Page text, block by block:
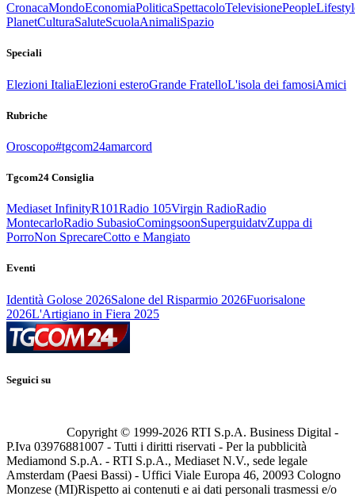
CronacaMondoEconomiaPoliticaSpettacoloTelevisionePeople
PlanetCulturaSaluteScuolaAnimaliSpazio
Speciali
Elezioni ItaliaElezioni esteroGrande FratelloL'isola dei famosiAmici
Rubriche
Oroscopo#tgcom24amarcord
Tgcom24 Consiglia
Mediaset InfinityR101Radio 105Virgin RadioRadio
MontecarloRadio SubasioComingsoonSuperguidatvZuppa di
PorroNon SprecareCotto e Mangiato
Eventi
Identità Golose 2026Salone del Risparmio 2026Fuorisalone
2026L'Artigiano in Fiera 2025
Seguici su
Copyright © 1999-2026 RTI S.p.A. Business Digital -
P.Iva 03976881007 - Tutti i diritti riservati - Per la pubblicità
Mediamond S.p.A. - RTI S.p.A., Mediaset N.V., sede legale
Amsterdam (Paesi Bassi) - Uffici Viale Europa 46, 20093 Cologno
Monzese (MI)Rispetto ai contenuti e ai dati personali trasmessi e/o